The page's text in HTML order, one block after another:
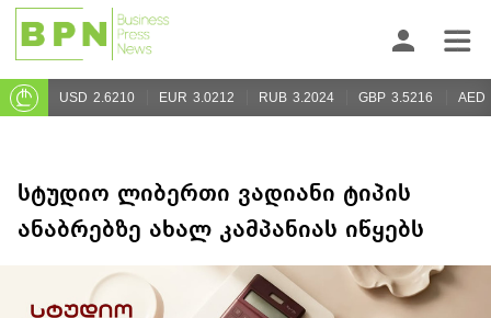
USD 2.6210 EUR 3.0212 RUB 3.2024 GBP 3.5216 AED
სტუდიო ლიბერთი ვადიანი ტიპის
ანაბრებზე ახალ კამპანიას იწყებს